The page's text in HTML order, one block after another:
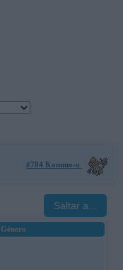
#784 Kommo-o
Saltar a...
Género